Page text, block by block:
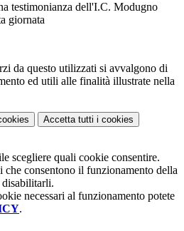
testimonianza dell'I.C. Modugno
giornata
da questo utilizzati si avvalgono di
ed utili alle finalità illustrate nella
Accetta tutti i cookies
scegliere quali cookie consentire.
che consentono il funzionamento della
disabilitarli.
necessari al funzionamento potete
.